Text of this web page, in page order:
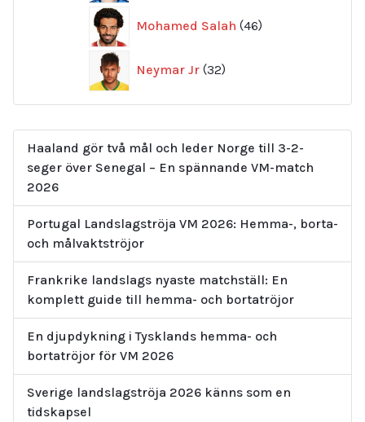
Mohamed Salah 46
produkter
Neymar Jr 32
produkter
Haaland gör två mål och leder Norge till 3-2-
seger över Senegal – En spännande VM-match
2026
Portugal Landslagströja VM 2026: Hemma-, borta-
och målvaktströjor
Frankrike landslags nyaste matchställ: En
komplett guide till hemma- och bortatröjor
En djupdykning i Tysklands hemma- och
bortatröjor för VM 2026
Sverige landslagströja 2026 känns som en
tidskapsel